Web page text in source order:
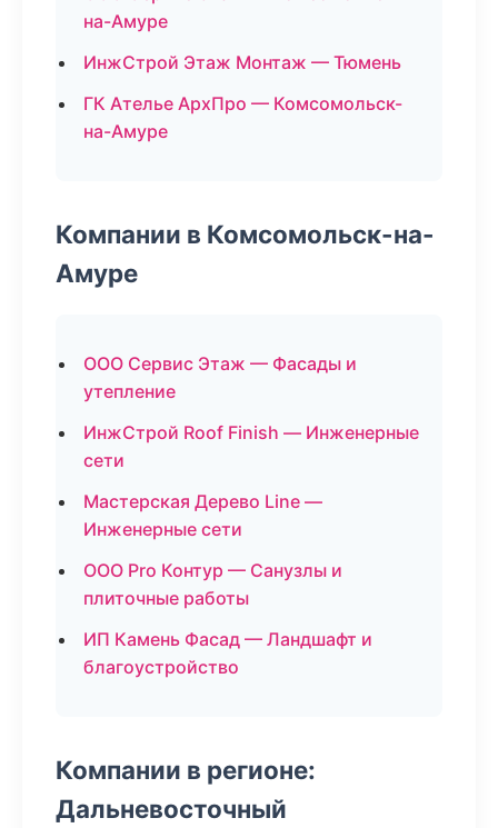
на-Амуре
ИнжСтрой Этаж Монтаж — Тюмень
ГК Ателье АрхПро — Комсомольск-
на-Амуре
Компании в Комсомольск-на-
Амуре
ООО Сервис Этаж — Фасады и
утепление
ИнжСтрой Roof Finish — Инженерные
сети
Мастерская Дерево Line —
Инженерные сети
ООО Pro Контур — Санузлы и
плиточные работы
ИП Камень Фасад — Ландшафт и
благоустройство
Компании в регионе:
Дальневосточный